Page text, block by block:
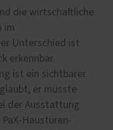
die wirtschaftliche
im
Unterschied ist
erkennbar.
ist ein sichtbarer
er müsste
der Ausstattung
Haustüren-